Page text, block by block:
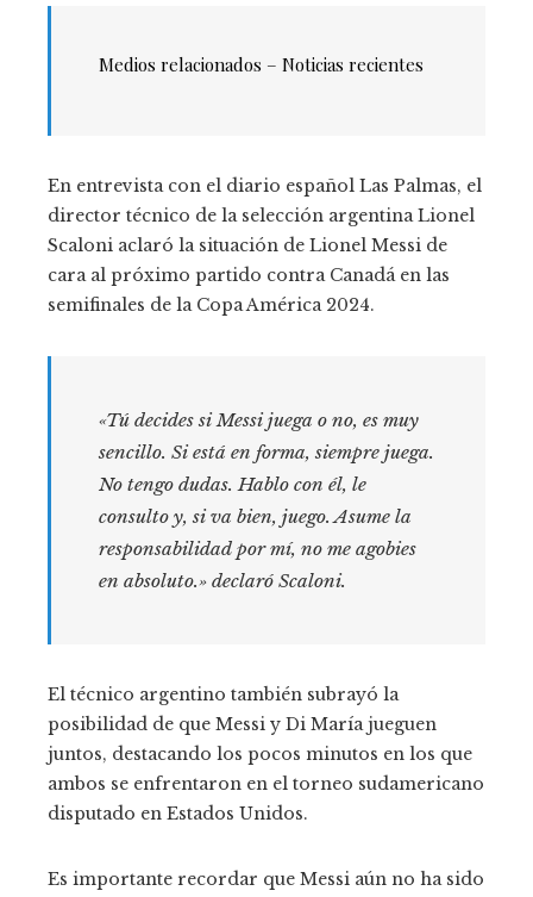
Medios relacionados – Noticias recientes
En entrevista con el diario español Las Palmas, el
director técnico de la selección argentina Lionel
Scaloni aclaró la situación de Lionel Messi de
cara al próximo partido contra Canadá en las
semifinales de la Copa América 2024.
«Tú decides si Messi juega o no, es muy
sencillo. Si está en forma, siempre juega.
No tengo dudas. Hablo con él, le
consulto y, si va bien, juego. Asume la
responsabilidad por mí, no me agobies
en absoluto.» declaró Scaloni.
El técnico argentino también subrayó la
posibilidad de que Messi y Di María jueguen
juntos, destacando los pocos minutos en los que
ambos se enfrentaron en el torneo sudamericano
disputado en Estados Unidos.
Es importante recordar que Messi aún no ha sido